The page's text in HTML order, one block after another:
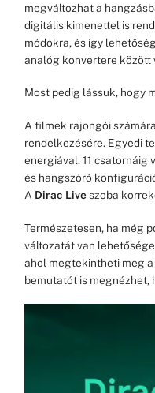
megváltozhat a
digitális kimenettel is
módokra, és így
analóg konvertere között
Most pedig lássuk, hogy
A filmek rajongói
rendelkezésére. Egyedi
energiával. 11 csatornáig
és hangszóró
A Dirac Liveszoba
Természetesen, ha még
változatát van
ahol megtekintheti meg a
bemutatót is megnézhet,